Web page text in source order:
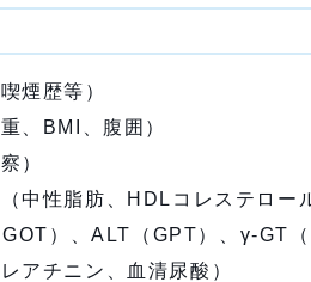
煙歴等）
、BMI、腹囲）
）
中性脂肪、HDLコレステロー
）、ALT（GPT）、γ-GT（
アチニン、血清尿酸）